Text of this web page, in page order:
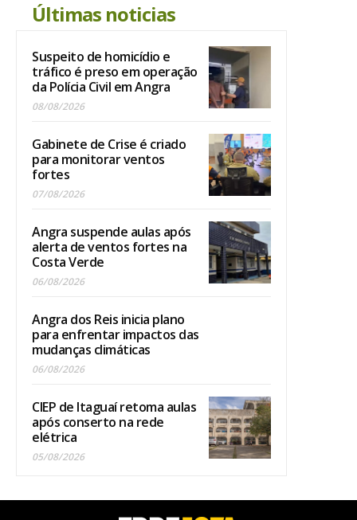
Últimas noticias
Suspeito de homicídio e
tráfico é preso em operação
da Polícia Civil em Angra
08/08/2026
Gabinete de Crise é criado
para monitorar ventos
fortes
07/08/2026
Angra suspende aulas após
alerta de ventos fortes na
Costa Verde
06/08/2026
Angra dos Reis inicia plano
para enfrentar impactos das
mudanças climáticas
06/08/2026
CIEP de Itaguaí retoma aulas
após conserto na rede
elétrica
05/08/2026